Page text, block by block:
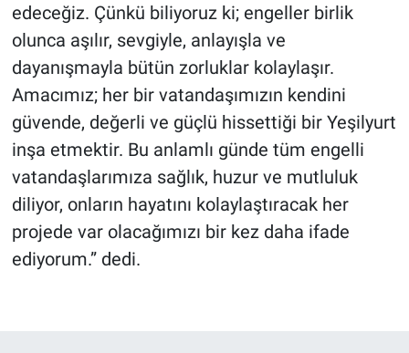
edeceğiz. Çünkü biliyoruz ki; engeller birlik
olunca aşılır, sevgiyle, anlayışla ve
dayanışmayla bütün zorluklar kolaylaşır.
Amacımız; her bir vatandaşımızın kendini
güvende, değerli ve güçlü hissettiği bir Yeşilyurt
inşa etmektir. Bu anlamlı günde tüm engelli
vatandaşlarımıza sağlık, huzur ve mutluluk
diliyor, onların hayatını kolaylaştıracak her
projede var olacağımızı bir kez daha ifade
ediyorum.” dedi.